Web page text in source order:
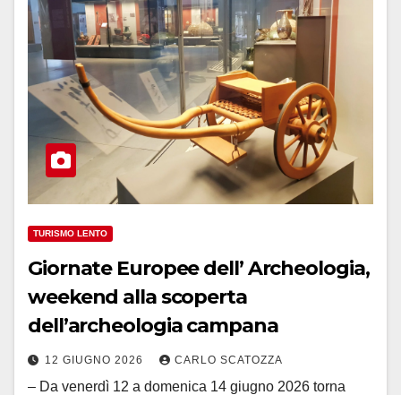
TURISMO LENTO
Giornate Europee dell’ Archeologia,
weekend alla scoperta
dell’archeologia campana
12 GIUGNO 2026 CARLO SCATOZZA
– Da venerdì 12 a domenica 14 giugno 2026 torna